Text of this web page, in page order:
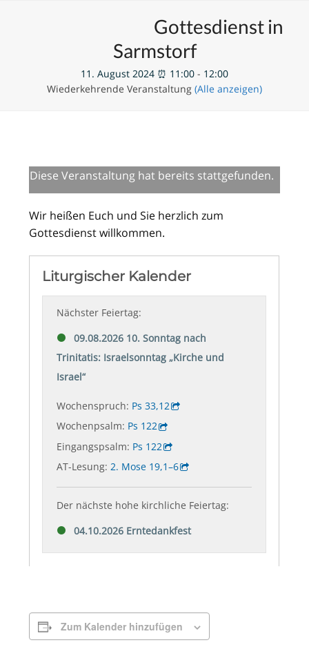
Gottesdienst in
Sarmstorf
11. August 2024 ⏰ 11:00 - 12:00
Wiederkehrende Veranstaltung (Alle anzeigen)
Diese Veranstaltung hat bereits stattgefunden.
Wir heißen Euch und Sie herzlich zum
Gottesdienst willkommen.
Zum Kalender hinzufügen